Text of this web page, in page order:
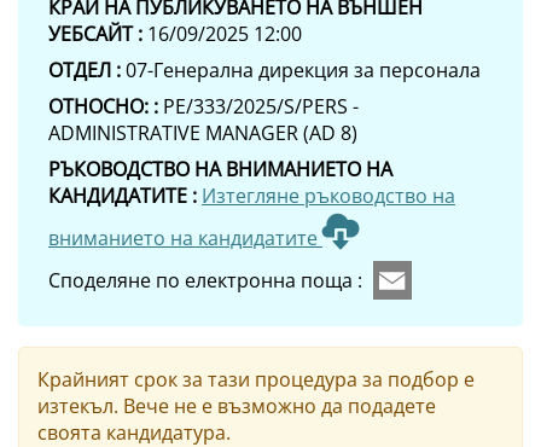
КРАЙ НА ПУБЛИКУВАНЕТО НА ВЪНШЕН
УЕБСАЙТ : 16/09/2025 12:00
ОТДЕЛ :07-Генерална дирекция за персонала
ОТНОСНО: : PE/333/2025/S/PERS -
ADMINISTRATIVE MANAGER (AD 8)
РЪКОВОДСТВО НА ВНИМАНИЕТО НА
КАНДИДАТИТЕ : Изтегляне ръководство на
вниманието на кандидатите
Споделяне по електронна поща :
Крайният срок за тази процедура за подбор е
изтекъл. Вече не е възможно да подадете
своята кандидатура.